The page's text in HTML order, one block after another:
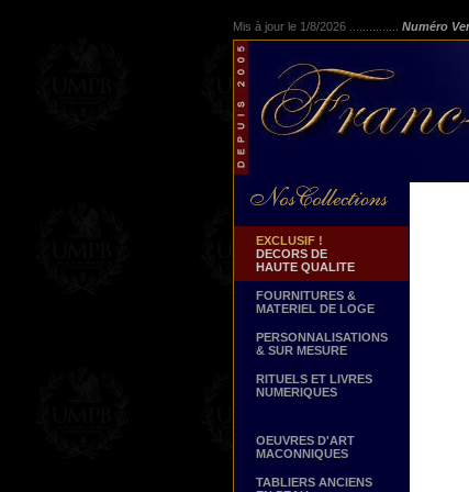
Mis à jour le 1/8/2026 ............... Numéro
EXCLUSIF !
DECORS DE
HAUTE QUALITE
FOURNITURES &
MATERIEL DE LOGE
PERSONNALISATIONS
& SUR MESURE
RITUELS ET LIVRES
NUMERIQUES
OEUVRES D'ART
MACONNIQUES
TABLIERS ANCIENS